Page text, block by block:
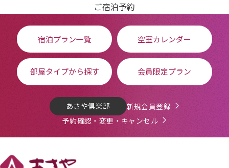
ご宿泊予約
宿泊プラン一覧 空室カレンダー
部屋タイプから探す 会員限定プラン
あさや倶楽部
新規会員登録
予約確認・変更・キャンセル